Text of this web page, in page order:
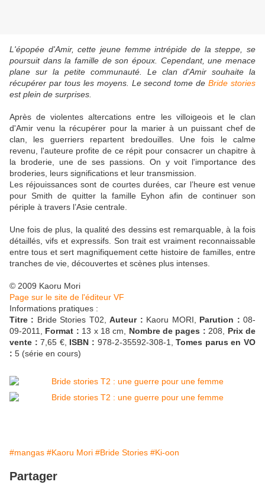
L'épopée d'Amir, cette jeune femme intrépide de la steppe, se
poursuit dans la famille de son époux. Cependant, une menace
plane sur la petite communauté. Le clan d'Amir souhaite la
récupérer par tous les moyens. Le second tome deBride stories
est plein de surprises.
Après de violentes altercations entre les villoigeois et le clan
d'Amir venu la récupérer pour la marier à un puissant chef de
clan, les guerriers repartent bredouilles. Une fois le calme
revenu, l'auteure profite de ce répit pour consacrer un chapitre à
la broderie, une de ses passions. On y voit l'importance des
broderies, leurs significations et leur transmission.
Les réjouissances sont de courtes durées, car l’heure est venue
pour Smith de quitter la famille Eyhon afin de continuer son
périple à travers l’Asie centrale.
Une fois de plus, la qualité des dessins est remarquable, à la fois
détaillés, vifs et expressifs. Son trait est vraiment reconnaissable
entre tous et sert magnifiquement cette histoire de familles, entre
tranches de vie, découvertes et scènes plus intenses.
© 2009 Kaoru Mori
Page sur le site de l'éditeur VF
Informations pratiques :
Titre : Bride Stories T02,Auteur : Kaoru MORI, Parution :08-
09-2011, Format : 13 x 18 cm, Nombre de pages : 208, Prix de
vente :7,65 €, ISBN : 978-2-35592-308-1,Tomes parus en VO
: 5 (série en cours)
#mangas #Kaoru Mori #Bride Stories #Ki-oon
Partager